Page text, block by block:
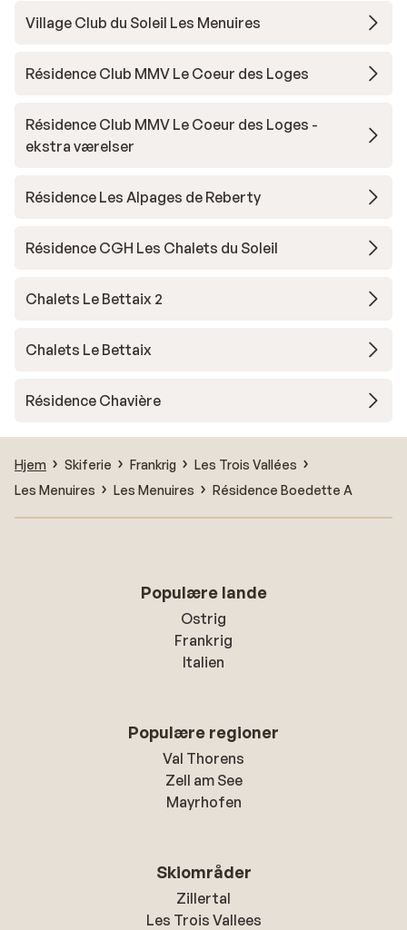
Village Club du Soleil Les Menuires
Résidence Club MMV Le Coeur des Loges
Résidence Club MMV Le Coeur des Loges -
ekstra værelser
Résidence Les Alpages de Reberty
Résidence CGH Les Chalets du Soleil
Chalets Le Bettaix 2
Chalets Le Bettaix
Résidence Chavière
Hjem Skiferie Frankrig
Les Trois Vallées
Les Menuires
Les Menuires Résidence Boedette A
Populære lande
Ostrig
Frankrig
Italien
Populære regioner
Val Thorens
Zell am See
Mayrhofen
Skiområder
Zillertal
Les Trois Vallees